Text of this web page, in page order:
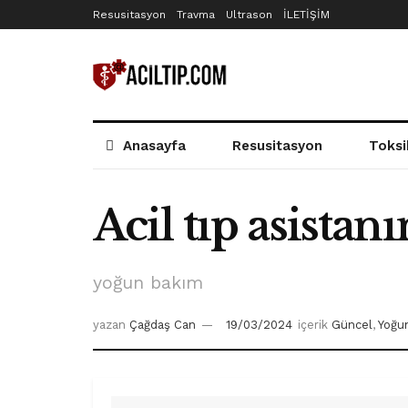
Resusitasyon Travma Ultrason İLETİŞİM
Anasayfa Resusitasyon
Acil tıp
yoğun bakım
yazan Çağdaş Can 19/03/2024 içerik Güncel,